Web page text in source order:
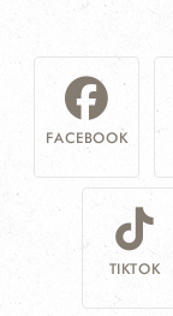
FACEBOOK
TIKTOK